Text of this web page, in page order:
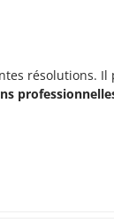
résolutions. Il